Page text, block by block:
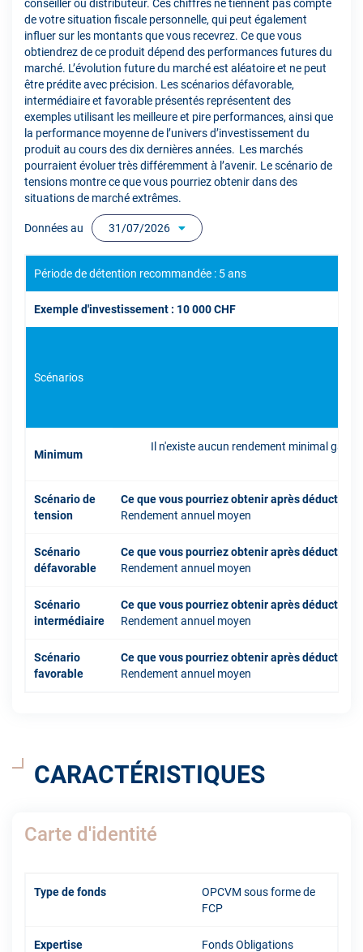
conseiller ou distributeur. Ces chiffres ne tiennent pas compte
de votre situation fiscale personnelle, qui peut également
influer sur les montants que vous recevrez. Ce que vous
obtiendrez de ce produit dépend des performances futures du
marché. L’évolution future du marché est aléatoire et ne peut
être prédite avec précision. Les scénarios défavorable,
intermédiaire et favorable présentés représentent des
exemples utilisant les meilleure et pire performances, ainsi que
la performance moyenne de l’univers d’investissement du
produit au cours des dix dernières années. Les marchés
pourraient évoluer très différemment à l’avenir. Le scénario de
tensions montre ce que vous pourriez obtenir dans des
situations de marché extrêmes.
Données au 31/07/2026
Période de détention recommandée : 5 ans
Exemple d'investissement : 10 000 CHF
Scénarios
Minimum
Il n'existe aucun rendement minimal
Scénario de
tension
Ce que vous pourriez obtenir après déduction
Rendement annuel moyen
Scénario
défavorable
Ce que vous pourriez obtenir après déduction
Rendement annuel moyen
Scénario
intermédiaire
Ce que vous pourriez obtenir après déduction
Rendement annuel moyen
Scénario
favorable
Ce que vous pourriez obtenir après déduction
Rendement annuel moyen
CARACTÉRISTIQUES
Carte d'identité
Type de fonds
OPCVM sous forme de
FCP
Expertise
Fonds Obligations